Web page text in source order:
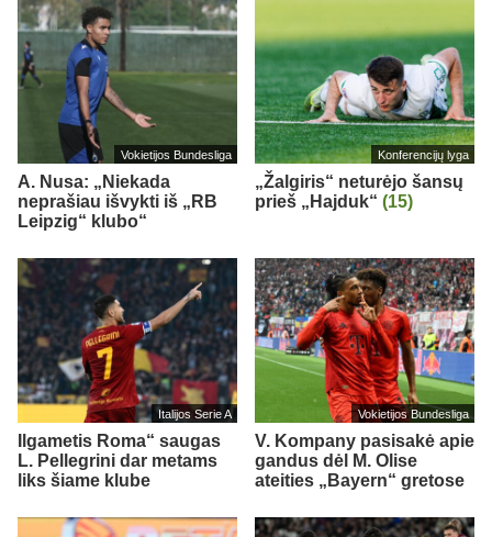
Vokietijos Bundesliga
A. Nusa: „Niekada
neprašiau išvykti iš „RB
Leipzig“ klubo“
Konferencijų lyga
„Žalgiris“ neturėjo šansų
prieš „Hajduk“ (15)
Italijos Serie A
Ilgametis Roma“ saugas
L. Pellegrini dar metams
liks šiame klube
Vokietijos Bundesliga
V. Kompany pasisakė apie
gandus dėl M. Olise
ateities „Bayern“ gretose